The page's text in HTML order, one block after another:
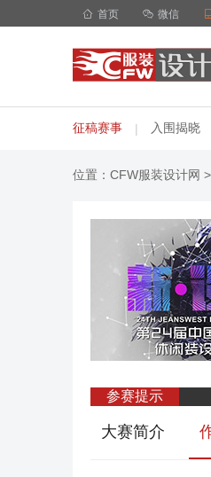
 首页  微信 
征稿赛事 | 入围揭晓
位置： CFW服装设计网 >
参赛提示
大赛简介